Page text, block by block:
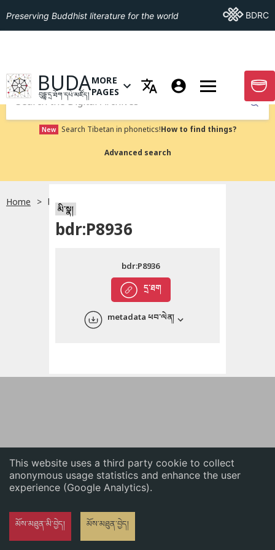
This website uses a third party cookie to collect
anonymous usage statistics and enhance the user
experience (Google Analytics).
མོས་མཐུན་མི་བྱེད། མོས་མཐུན་བྱེད།
English
Preserving Buddhist literature for the world Go ToBDRC
GO TO HOMEPAGE
BUDA
བུདྡྷ་དྲ་ཐོག་དཔེ་མཛོད།
OPEN MENU OF MORE PAGES
MORE
PAGES
GO
Submit
New Search Tibetan in phonetics!How to find things?
Advanced search
Home bdr:P8936
མི་སྣ།
bdr:P8936
དྲ་ཐག
bdr:P8936
metadata ཕབ་ལེན།